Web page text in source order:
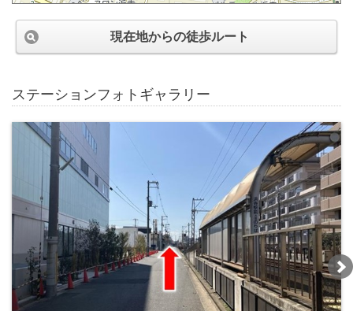
現在地からの徒歩ルート
ステーションフォトギャラリー